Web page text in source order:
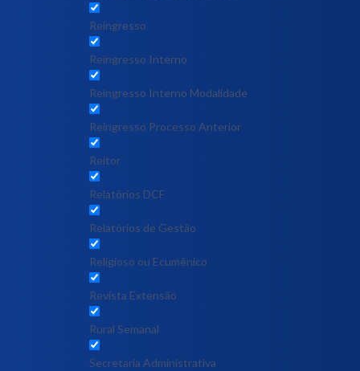
Reingresso
Reingresso Interno
Reingresso Interno Modalidade
Reingresso Processo Anterior
Reitor
Relatórios DCF
Relatórios de Gestão
Religioso ou Ecumênico
Revista Extensão
Rural Semanal
Secretaria Administrativa